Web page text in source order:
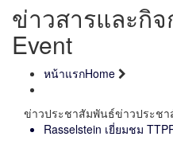
ข่าวสารและกิจ
Event
หน้าแรกHome
ข่าวประชาสัมพันธ์ข่าวประช
Rasselstein เยี่ยมชม TTP